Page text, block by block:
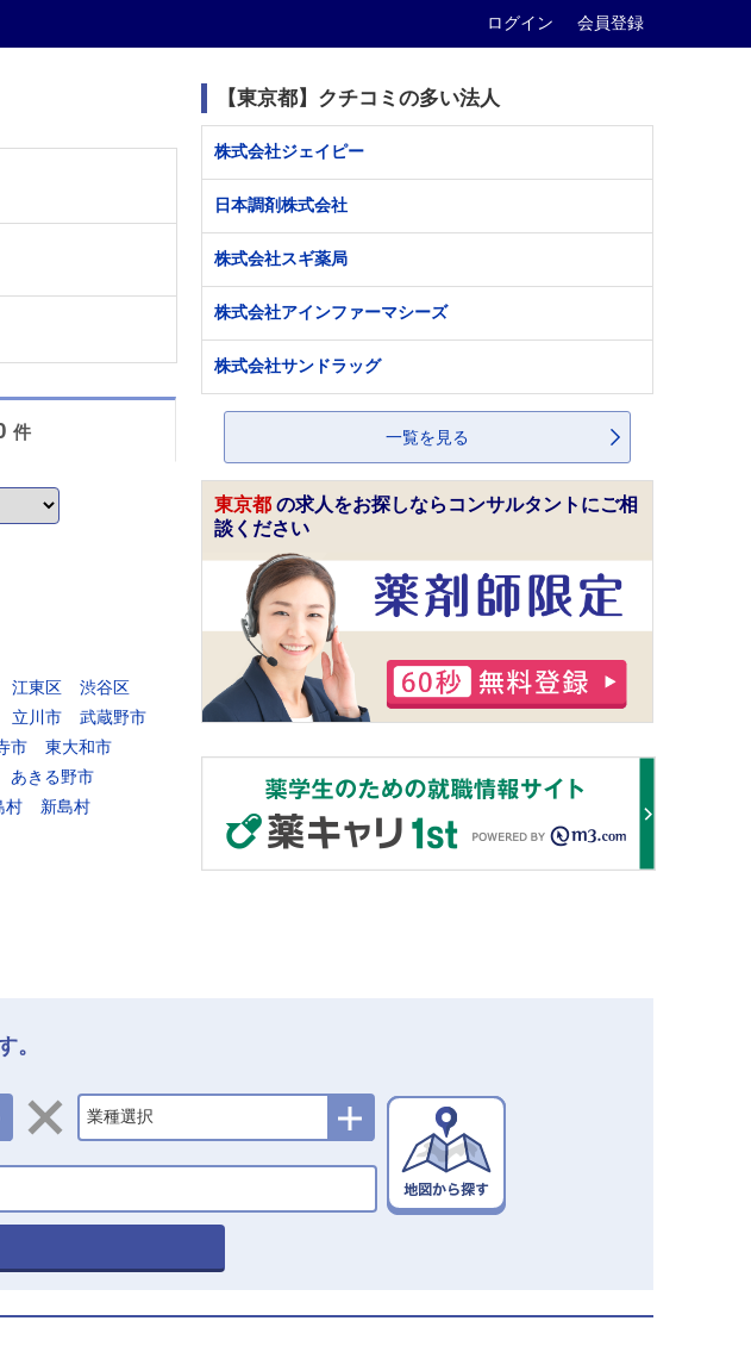
ログイン 会員登録
件
江東区
渋谷区
立川市
武蔵野市
市
東大和市
あきる野市
村
新島村
【東京都】クチコミの多い法人
株式会社ジェイピー
日本調剤株式会社
株式会社スギ薬局
株式会社アインファーマシーズ
株式会社サンドラッグ
一覧を見る
東京都 の求人をお探しならコンサルタントにご相
談ください
。
業種選択